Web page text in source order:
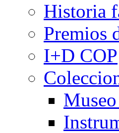
Historia
Premios
I+D COP